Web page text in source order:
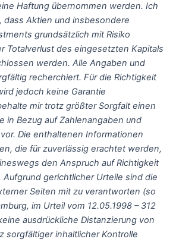
Haftung übernommen werden. Ich
dass Aktien und insbesondere
grundsätzlich mit Risiko
Totalverlust des eingesetzten Kapitals
werden. Alle Angaben und
recherchiert. Für die Richtigkeit
jedoch keine Garantie
mir trotz größter Sorgfalt einen
in Bezug auf Zahlenangaben und
Die enthaltenen Informationen
die für zuverlässig erachtet werden,
den Anspruch auf Richtigkeit
Aufgrund gerichtlicher Urteile sind die
Seiten mit zu verantworten (so
im Urteil vom 12.05.1998 – 312
ausdrückliche Distanzierung von
sorgfältiger inhaltlicher Kontrolle